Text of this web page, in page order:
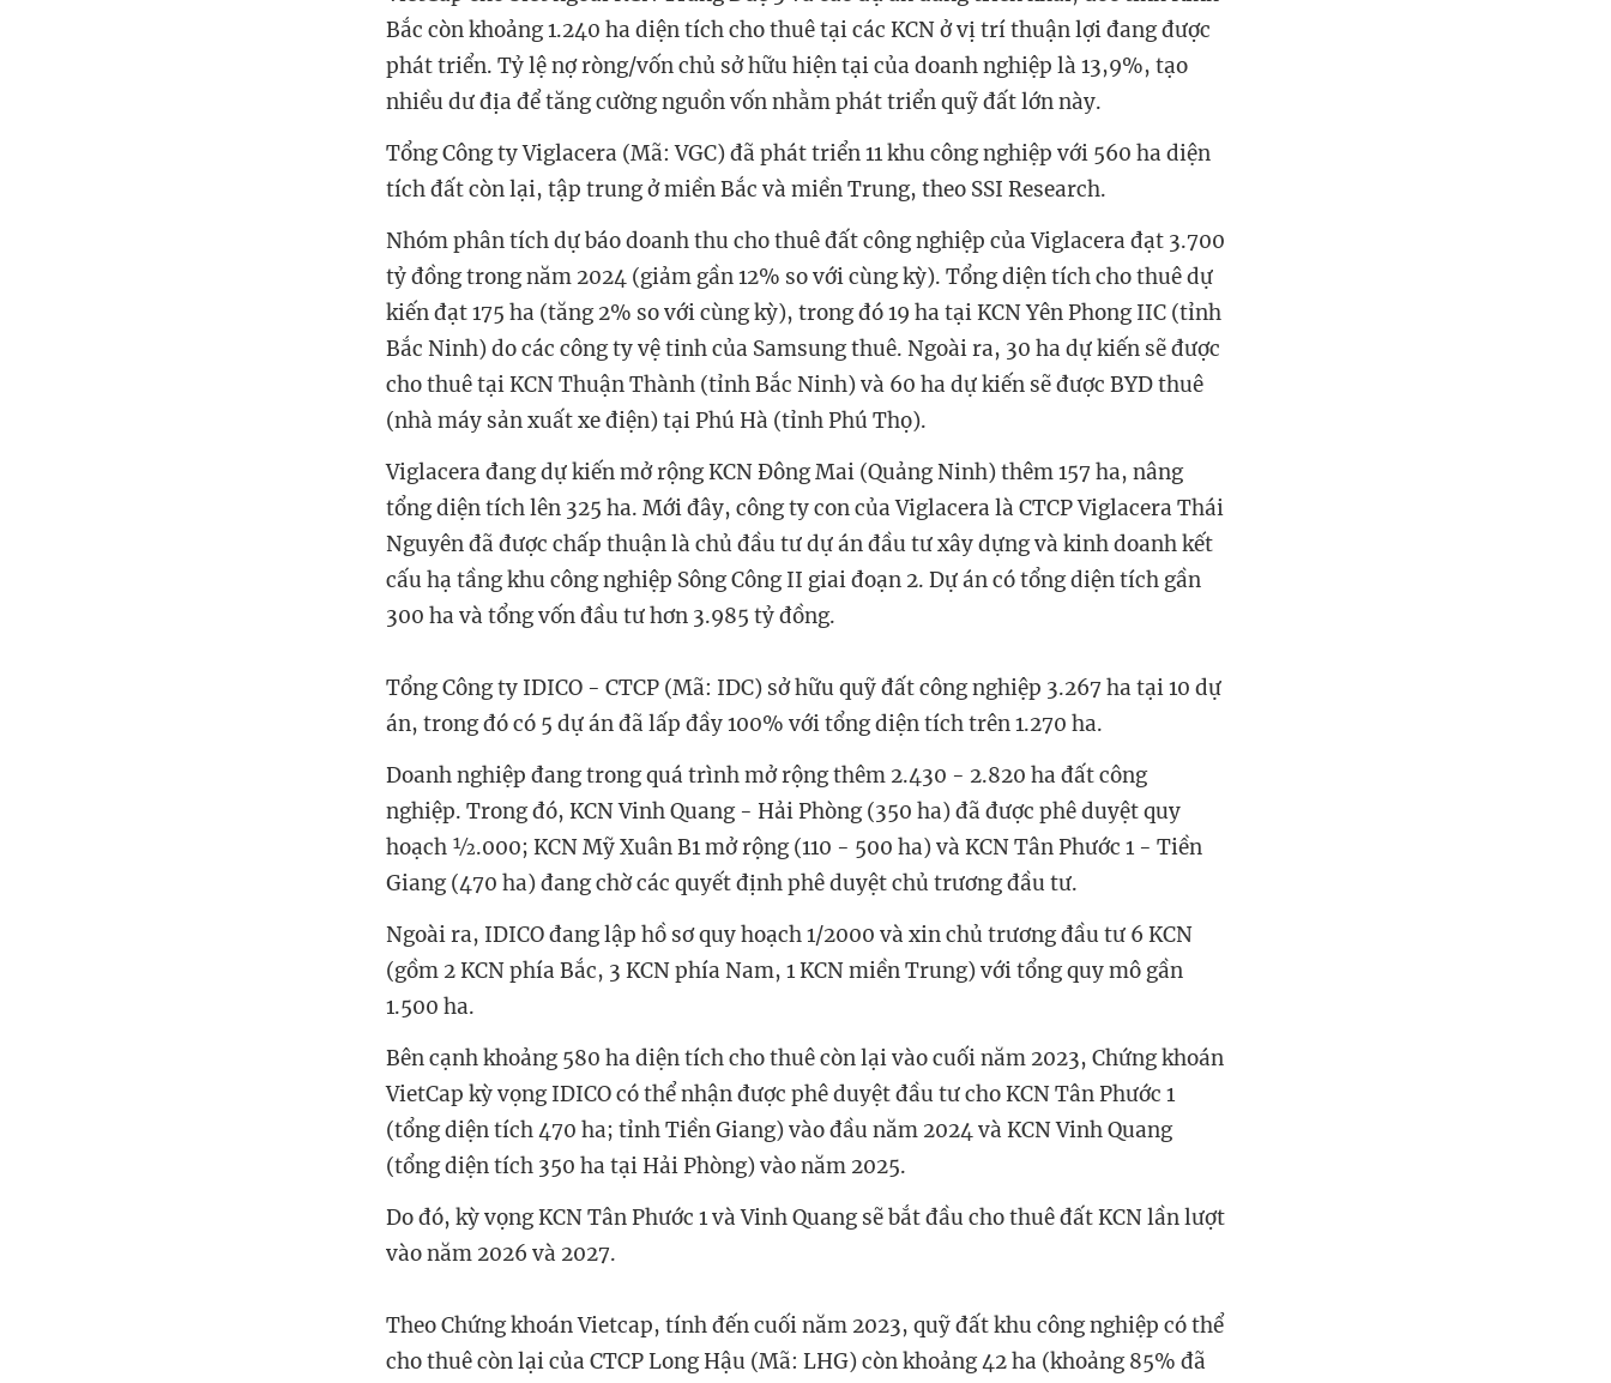
Bắc còn khoảng 1.240 ha diện tích cho thuê tại các KCN ở vị trí thuận lợi đang được
phát triển. Tỷ lệ nợ ròng/vốn chủ sở hữu hiện tại của doanh nghiệp là 13,9%, tạo
nhiều dư địa để tăng cường nguồn vốn nhằm phát triển quỹ đất lớn này.
Tổng Công ty Viglacera (Mã: VGC) đã phát triển 11 khu công nghiệp với 560 ha diện
tích đất còn lại, tập trung ở miền Bắc và miền Trung, theo SSI Research.
Nhóm phân tích dự báo doanh thu cho thuê đất công nghiệp của Viglacera đạt 3.700
tỷ đồng trong năm 2024 (giảm gần 12% so với cùng kỳ). Tổng diện tích cho thuê dự
kiến đạt 175 ha (tăng 2% so với cùng kỳ), trong đó 19 ha tại KCN Yên Phong IIC (tỉnh
Bắc Ninh) do các công ty vệ tinh của Samsung thuê. Ngoài ra, 30 ha dự kiến sẽ được
cho thuê tại KCN Thuận Thành (tỉnh Bắc Ninh) và 60 ha dự kiến sẽ được BYD thuê
(nhà máy sản xuất xe điện) tại Phú Hà (tỉnh Phú Thọ).
Viglacera đang dự kiến mở rộng KCN Đông Mai (Quảng Ninh) thêm 157 ha, nâng
tổng diện tích lên 325 ha. Mới đây, công ty con của Viglacera là CTCP Viglacera Thái
Nguyên đã được chấp thuận là chủ đầu tư dự án đầu tư xây dựng và kinh doanh kết
cấu hạ tầng khu công nghiệp Sông Công II giai đoạn 2. Dự án có tổng diện tích gần
300 ha và tổng vốn đầu tư hơn 3.985 tỷ đồng.
Tổng Công ty IDICO - CTCP (Mã: IDC) sở hữu quỹ đất công nghiệp 3.267 ha tại 10 dự
án, trong đó có 5 dự án đã lấp đầy 100% với tổng diện tích trên 1.270 ha.
Doanh nghiệp đang trong quá trình mở rộng thêm 2.430 - 2.820 ha đất công
nghiệp. Trong đó, KCN Vinh Quang - Hải Phòng (350 ha) đã được phê duyệt quy
hoạch ½.000; KCN Mỹ Xuân B1 mở rộng (110 - 500 ha) và KCN Tân Phước 1 - Tiền
Giang (470 ha) đang chờ các quyết định phê duyệt chủ trương đầu tư.
Ngoài ra, IDICO đang lập hồ sơ quy hoạch 1/2000 và xin chủ trương đầu tư 6 KCN
(gồm 2 KCN phía Bắc, 3 KCN phía Nam, 1 KCN miền Trung) với tổng quy mô gần
1.500 ha.
Bên cạnh khoảng 580 ha diện tích cho thuê còn lại vào cuối năm 2023, Chứng khoán
VietCap kỳ vọng IDICO có thể nhận được phê duyệt đầu tư cho KCN Tân Phước 1
(tổng diện tích 470 ha; tỉnh Tiền Giang) vào đầu năm 2024 và KCN Vinh Quang
(tổng diện tích 350 ha tại Hải Phòng) vào năm 2025.
Do đó, kỳ vọng KCN Tân Phước 1 và Vinh Quang sẽ bắt đầu cho thuê đất KCN lần lượt
vào năm 2026 và 2027.
Theo Chứng khoán Vietcap, tính đến cuối năm 2023, quỹ đất khu công nghiệp có thể
cho thuê còn lại của CTCP Long Hậu (Mã: LHG) còn khoảng 42 ha (khoảng 85% đã